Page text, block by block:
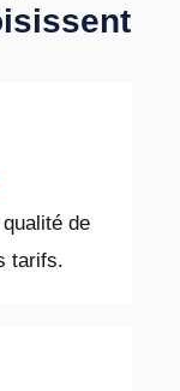
de
tarifs.